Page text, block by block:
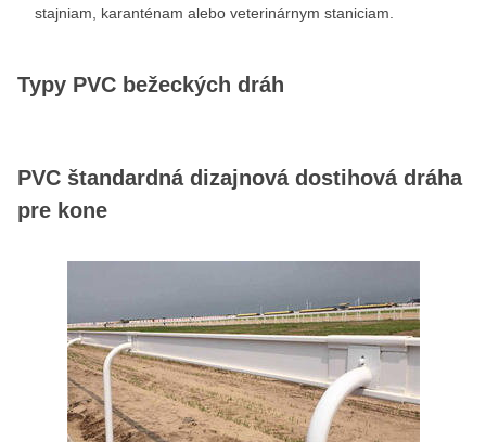
stajniam, karanténam alebo veterinárnym staniciam.
Typy PVC bežeckých dráh
PVC štandardná dizajnová dostihová dráha
pre kone